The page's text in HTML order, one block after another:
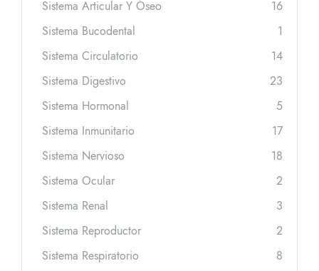
Sistema Articular Y Óseo
16
Sistema Bucodental
1
Sistema Circulatorio
14
Sistema Digestivo
23
Sistema Hormonal
5
Sistema Inmunitario
17
Sistema Nervioso
18
Sistema Ocular
2
Sistema Renal
3
Sistema Reproductor
2
Sistema Respiratorio
8